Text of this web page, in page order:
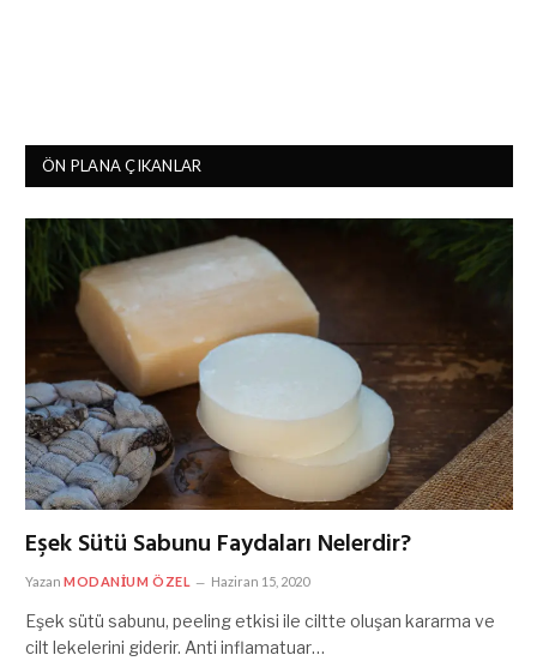
ÖN PLANA ÇIKANLAR
Eşek Sütü Sabunu Faydaları Nelerdir?
Yazan MODANIUM ÖZEL Haziran 15, 2020
Eşek sütü sabunu, peeling etkisi ile ciltte oluşan kararma ve
cilt lekelerini giderir. Anti inflamatuar…